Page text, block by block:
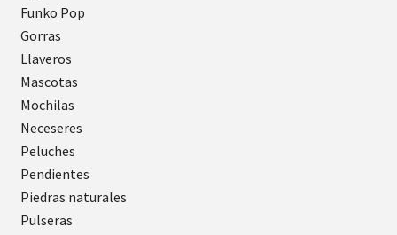
Funko Pop
Gorras
Llaveros
Mascotas
Mochilas
Neceseres
Peluches
Pendientes
Piedras naturales
Pulseras